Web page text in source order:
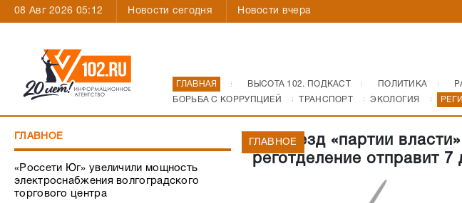
08 Авг 2026 05:12 Новости сегодня Новости вчера
ГЛАВНАЯ ВЫСОТА 102. ПОДКАСТ ПОЛИТИКА
БОРЬБА С КОРРУПЦИЕЙ
ТРАНСПОРТ ЭКОЛОГИЯ
ГЛАВНОЕ
«Россети Юг» увеличили мощность
электроснабжения волгоградского
торгового центра
На съезд «партии
реготделение отправит 7
ГЛАВНОЕ